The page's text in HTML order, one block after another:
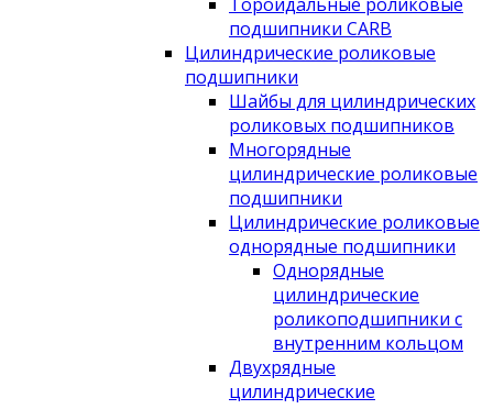
подшипники CARB
Цилиндрические роликовые
подшипники
Шайбы для цилиндрических
роликовых подшипников
Многорядные
цилиндрические роликовые
подшипники
Цилиндрические роликовые
однорядные подшипники
Однорядные
цилиндрические
роликоподшипники с
внутренним кольцом
Двухрядные
цилиндрические